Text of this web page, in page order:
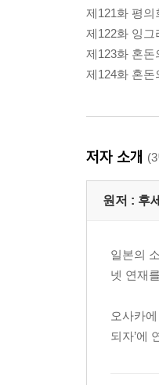
제121화 평의
제122화 잉그
제123화 혼돈
제124화 혼돈
저자 소개
원저 : 후세
일본의
넷 연재
오사카
되자’에